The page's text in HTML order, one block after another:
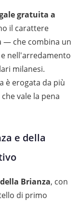
gratuita a
il carattere
— che combina un
nell'arredamento
milanesi.
è erogata da più
vale la pena
e della
Brianza, con
di primo